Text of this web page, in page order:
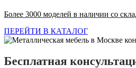
Более 3000 моделей в наличии со
ПЕРЕЙТИ В КАТАЛОГ
Бесплатная